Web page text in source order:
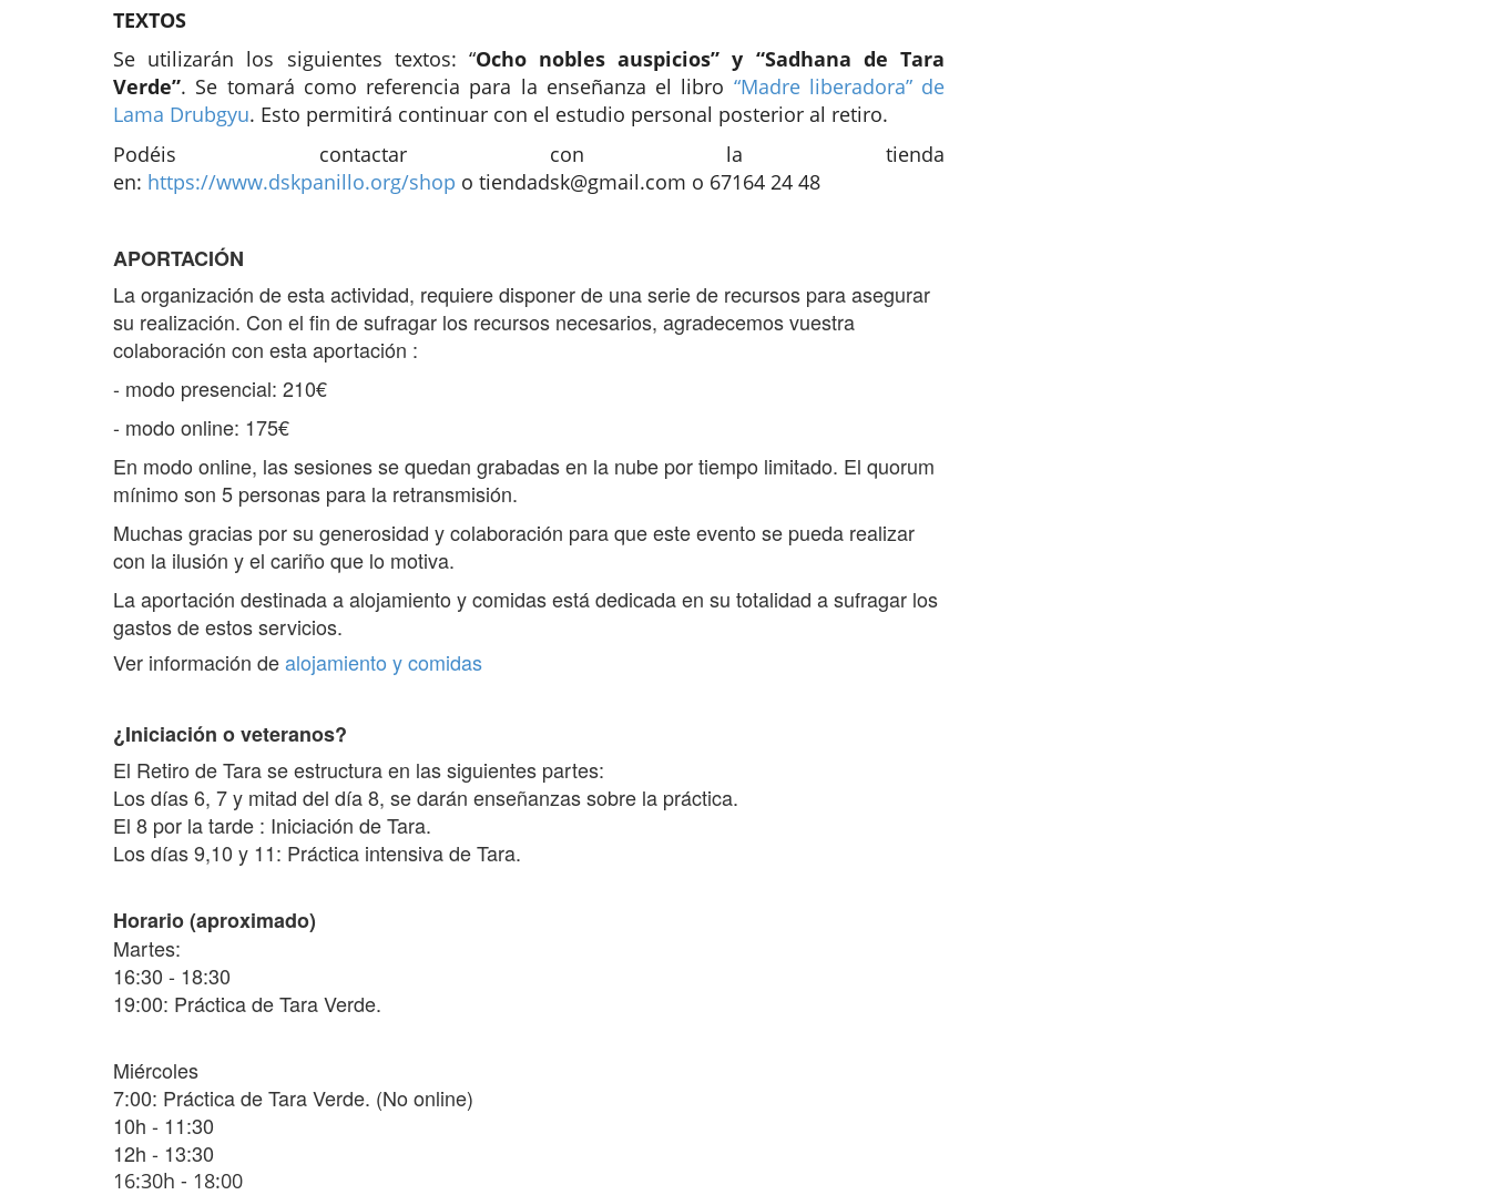
TEXTOS
Se utilizarán los siguientes textos: “Ocho nobles auspicios” y “Sadhana de Tara
Verde”. Se tomará como referencia para la enseñanza el libro “Madre liberadora” de
Lama Drubgyu. Esto permitirá continuar con el estudio personal posterior al retiro.
Podéis contactar con la tienda
en: https://www.dskpanillo.org/shop o tiendadsk@gmail.com o 67164 24 48
APORTACIÓN
La organización de esta actividad, requiere disponer de una serie de recursos para asegurar
su realización. Con el fin de sufragar los recursos necesarios, agradecemos vuestra
colaboración con esta aportación :
- modo presencial: 210€
- modo online: 175€
En modo online, las sesiones se quedan grabadas en la nube por tiempo limitado. El quorum
mínimo son 5 personas para la retransmisión.
Muchas gracias por su generosidad y colaboración para que este evento se pueda realizar
con la ilusión y el cariño que lo motiva.
La aportación destinada a alojamiento y comidas está dedicada en su totalidad a sufragar los
gastos de estos servicios.
Ver información dealojamiento y comidas
¿Iniciación o veteranos?
El Retiro de Tara se estructura en las siguientes partes:
Los días 6, 7 y mitad del día 8, se darán enseñanzas sobre la práctica.
El 8 por la tarde : Iniciación de Tara.
Los días 9,10 y 11: Práctica intensiva de Tara.
Horario (aproximado)
Martes:
16:30 - 18:30
19:00: Práctica de Tara Verde.
Miércoles
7:00: Práctica de Tara Verde. (No online)
10h - 11:30
12h - 13:30
16:30h - 18:00